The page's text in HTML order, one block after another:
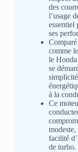
des
l’usage
essentiel
ses
comme
le
se
à la
Ce
facilité
de turbo.